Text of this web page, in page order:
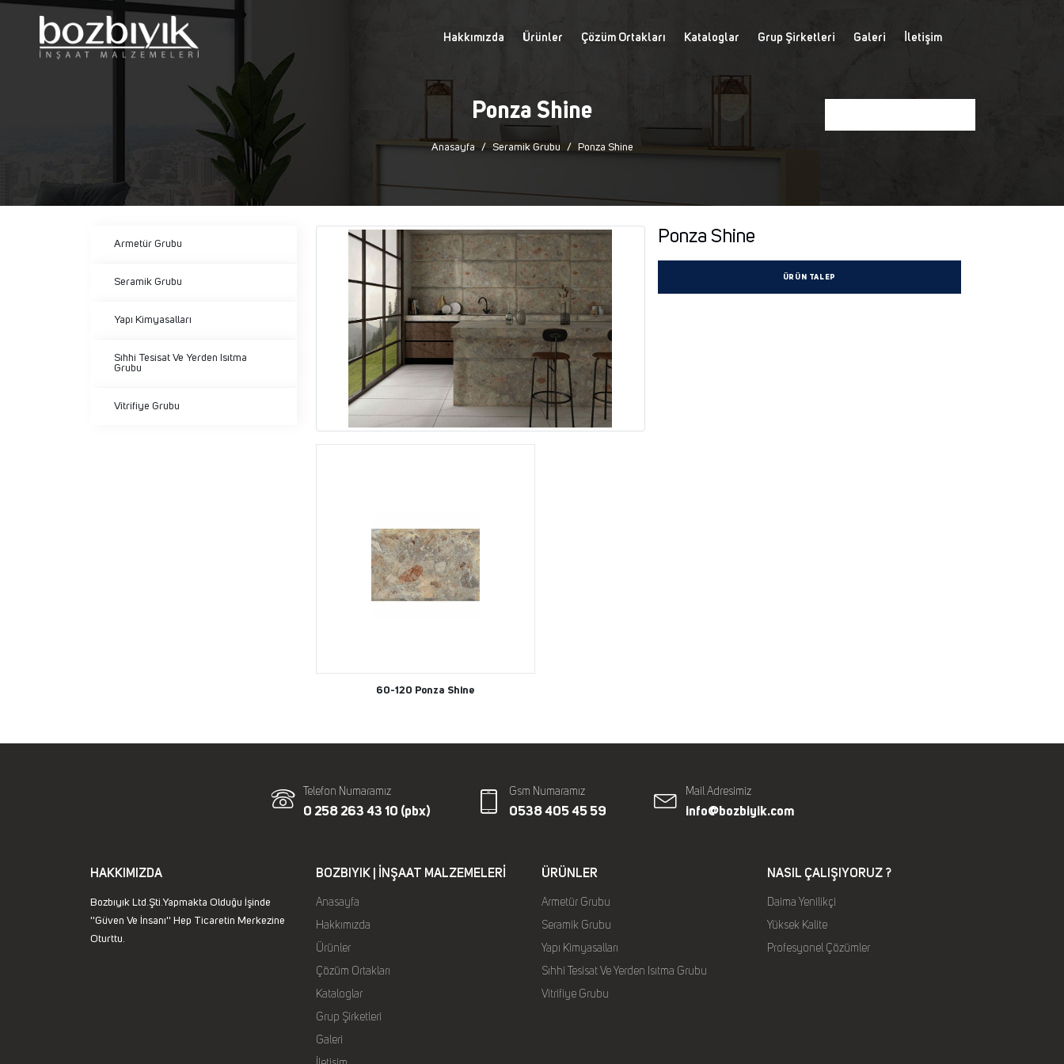
Hakkımızda Ürünler Çözüm Ortakları Kataloglar Grup Şirketleri Galeri İletişim
Ponza Shine
Anasayfa Seramik Grubu Ponza Shine
Armetür Grubu
Seramik Grubu
Yapı Kimyasalları
Sıhhi Tesisat Ve Yerden Isıtma
Grubu
Vitrifiye Grubu
Ponza Shine
ÜRÜN TALEP
60-120 Ponza Shine
Telefon Numaramız
0 258 263 43 10 (pbx)
Gsm Numaramız
0538 405 45 59
Mail Adresimiz
info@bozbiyik.com
HAKKIMIZDA
Bozbıyık Ltd.Şti.Yapmakta Olduğu İşinde
''Güven Ve İnsanı'' Hep Ticaretin Merkezine
Oturttu.
BOZBIYIK | İNŞAAT MALZEMELERI
Anasayfa
Hakkımızda
Ürünler
Çözüm Ortakları
Kataloglar
Grup Şirketleri
Galeri
ÜRÜNLER
Armetür Grubu
Seramik Grubu
Yapı Kimyasalları
Sıhhi Tesisat Ve Yerden Isıtma Grubu
Vitrifiye Grubu
NASIL ÇALIŞIYORUZ ?
Daima Yenilikçi
Yüksek Kalite
Profesyonel Çözümler